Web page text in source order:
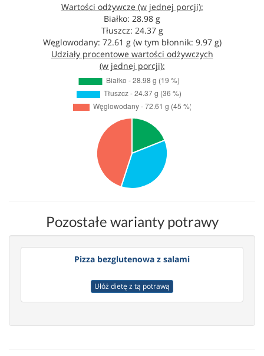
Wartości odżywcze (w jednej porcji):
Białko: 28.98 g
Tłuszcz: 24.37 g
Węglowodany: 72.61 g (w tym błonnik: 9.97 g)
Udziały procentowe wartości odżywczych
(w jednej porcji):
Pozostałe warianty potrawy
Pizza bezglutenowa z salami
Ułóż dietę z tą potrawą